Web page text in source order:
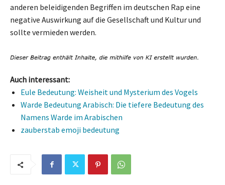
anderen beleidigenden Begriffen im deutschen Rap eine
negative Auswirkung auf die Gesellschaft und Kultur und
sollte vermieden werden.
Auch interessant:
Eule Bedeutung: Weisheit und Mysterium des Vogels
Warde Bedeutung Arabisch: Die tiefere Bedeutung des
Namens Warde im Arabischen
zauberstab emoji bedeutung